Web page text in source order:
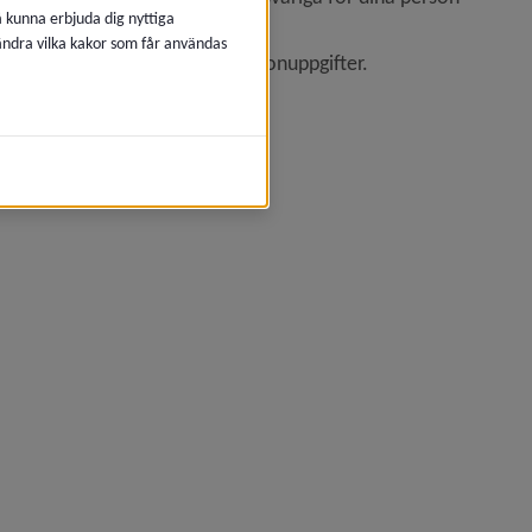
nämnd behandlar dina personuppgifter.
erbjuda dig nyttiga
vilka kakor som får användas